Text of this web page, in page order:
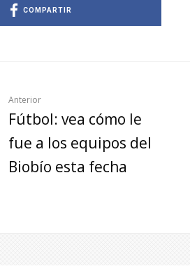
COMPARTIR
Anterior
Fútbol: vea cómo le
fue a los equipos del
Biobío esta fecha